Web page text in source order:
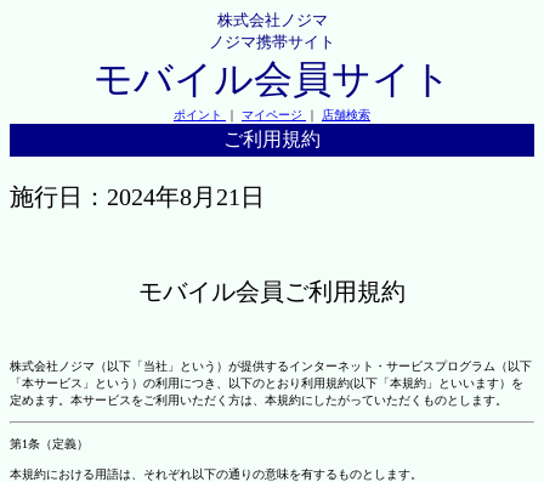
株式会社ノジマ
ノジマ携帯サイト
モバイル会員サイト
ポイント ｜ マイページ ｜ 店舗検索
ご利用規約
施行日：2024年8月21日
モバイル会員ご利用規約
株式会社ノジマ（以下「当社」という）が提供するインターネット・サービスプログラム（以下
「本サービス」という）の利用につき、以下のとおり利用規約(以下「本規約」といいます）を
定めます。本サービスをご利用いただく方は、本規約にしたがっていただくものとします。
第1条（定義）
本規約における用語は、それぞれ以下の通りの意味を有するものとします。